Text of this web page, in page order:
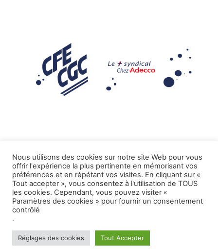
Mentions légales
Tous droits réservés CFE-CGC ADECCO.
Nous utilisons des cookies sur notre site Web pour vous
offrir l'expérience la plus pertinente en mémorisant vos
préférences et en répétant vos visites. En cliquant sur «
Tout accepter », vous consentez à l'utilisation de TOUS
les cookies. Cependant, vous pouvez visiter «
Paramètres des cookies » pour fournir un consentement
contrôlé
.
Réglages des cookies Tout Accepter